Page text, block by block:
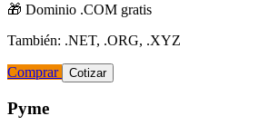
🎁 Dominio .COM gratis
También: .NET, .ORG, .XYZ
Comprar Cotizar
Pyme